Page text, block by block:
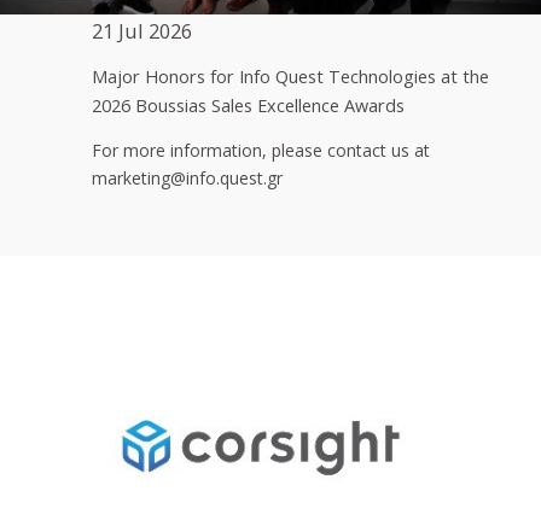
21 Jul 2026
Major Honors for Info Quest Technologies at the
2026 Boussias Sales Excellence Awards
For more information, please contact us at
marketing@info.quest.gr